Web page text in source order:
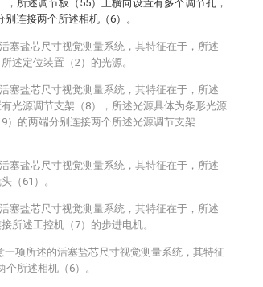
所述调节板（55）上横向设置有多个调节孔，
连接两个所述相机（6）。
塞盐芯尺寸视觉测量系统，其特征在于，所述
述定位装置（2）的光源。
塞盐芯尺寸视觉测量系统，其特征在于，所述
光源调节支架（8），所述光源具体为条形光源
9）的两端分别连接两个所述光源调节支架
塞盐芯尺寸视觉测量系统，其特征在于，所述
（61）。
塞盐芯尺寸视觉测量系统，其特征在于，所述
所述工控机（7）的步进电机。
一项所述的活塞盐芯尺寸视觉测量系统，其特征
所述相机（6）。